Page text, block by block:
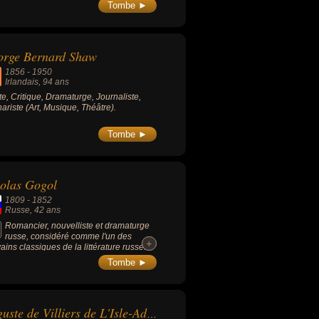
Tombe ►
Bernard Shaw
1856 - 1950
Irlandais , 94 ans
Critique, Dramaturge, Journaliste,
(Art, Musique, Théâtre).
Tombe ►
Gogol
1809 - 1852
Russe , 42 ans
Romancier, nouvelliste et dramaturge
russe, considéré comme l'un des
classiques de la littérature russe.
les plus connues sont «
de Pétersbourg (Le Nez, Le
en 5 actes).
+
+
Tombe ►